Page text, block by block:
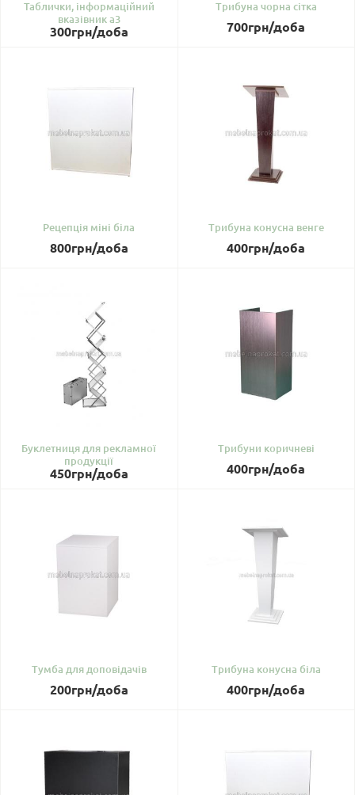
Таблички, інформаційний
вказівник a3
300грн/доба
Трибуна чорна сітка
700грн/доба
Рецепція міні біла
800грн/доба
Трибуна конусна венге
400грн/доба
Буклетниця для рекламної
продукції
450грн/доба
Трибуни коричневі
400грн/доба
Тумба для доповідачів
200грн/доба
Трибуна конусна біла
400грн/доба